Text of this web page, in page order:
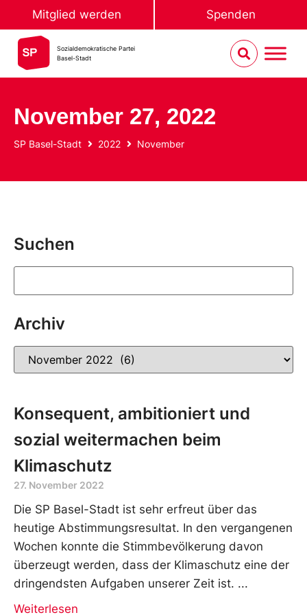
Mitglied werden Spenden
Sozialdemokratische Partei
Basel-Stadt
November 27, 2022
SP Basel-Stadt 2022 November
Suchen
Archiv
Konsequent, ambitioniert und
sozial weitermachen beim
Klimaschutz
27. November 2022
Die SP Basel-Stadt ist sehr erfreut über das
heutige Abstimmungsresultat. In den vergangenen
Wochen konnte die Stimmbevölkerung davon
überzeugt werden, dass der Klimaschutz eine der
dringendsten Aufgaben unserer Zeit ist.
Weiterlesen